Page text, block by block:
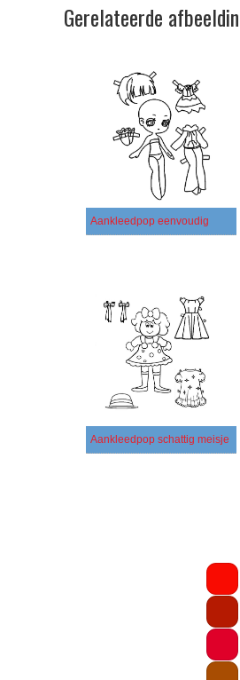
Gerelateerde
Aankleedpop eenvoudig
Aankleedpop schattig meisje